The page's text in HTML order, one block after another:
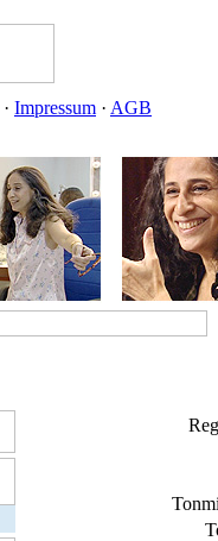
· Impressum · AGB